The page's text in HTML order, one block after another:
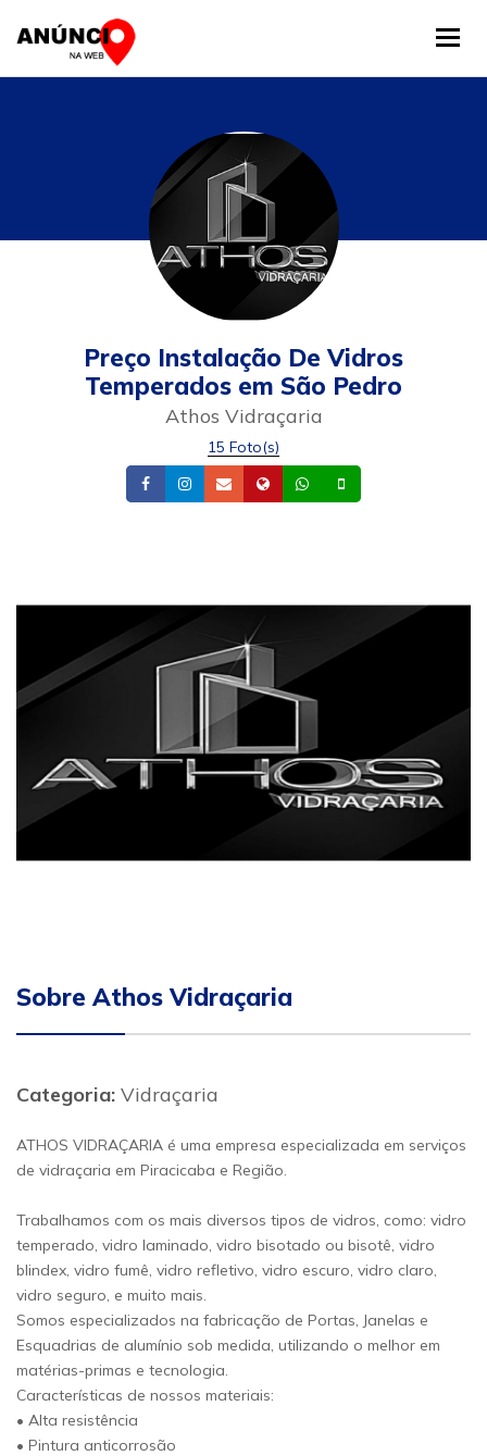
Preço Instalação De Vidros
Temperados em São Pedro
Athos Vidraçaria
15 Foto(s)
FacebookInstagram
Email Site Whatsapp
Sobre Athos Vidraçaria
Categoria: Vidraçaria
ATHOS VIDRAÇARIA é uma empresa especializada em serviços
de vidraçaria em Piracicaba e Região.
Trabalhamos com os mais diversos tipos de vidros, como: vidro
temperado, vidro laminado, vidro bisotado ou bisotê, vidro
blindex, vidro fumê, vidro refletivo, vidro escuro, vidro claro,
vidro seguro, e muito mais.
Somos especializados na fabricação de Portas, Janelas e
Esquadrias de alumínio sob medida, utilizando o melhor em
matérias-primas e tecnologia.
Características de nossos materiais:
• Alta resistência
• Pintura anticorrosão